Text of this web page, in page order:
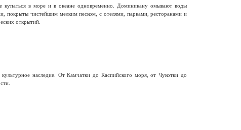
в море и в океане одновременно. Доминикану омывают воды
покрыты чистейшим мелким песком, с отелями, парками, ресторанами и
открытий.
наследие. От Камчатки до Каспийского моря, от Чукотки до